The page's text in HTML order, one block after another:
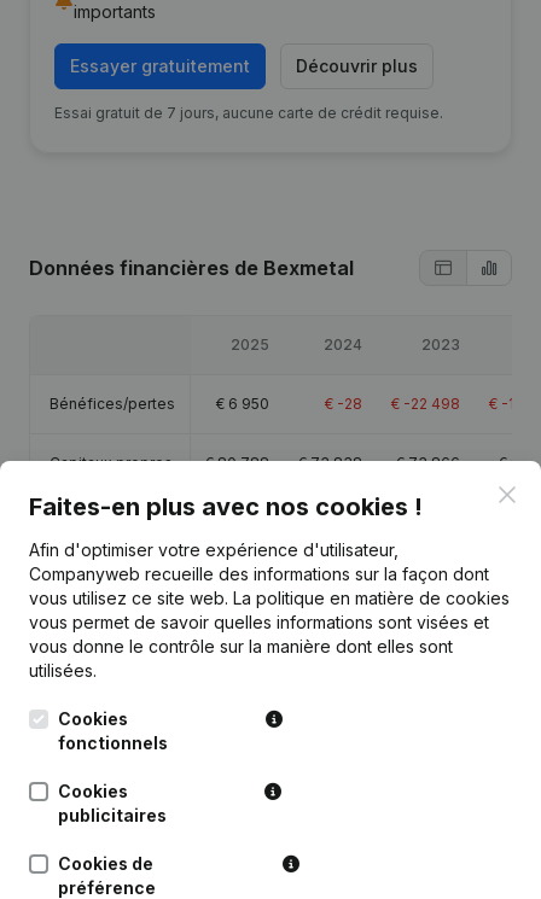
importants
Essayer gratuitement Découvrir plus
Essai gratuit de 7 jours, aucune carte de crédit requise.
Données financières de Bexmetal
2025 2024 2023
Bénéfices/pertes € 6 950 € -28 € -22 498 € -100
Capitaux propres €80 788 €73 838 €73 866 €96
Publications
Date
08-07-2024 Siège Social
23-01-2024
Statuts (Traduction, Coordination,
Autres Modifications,...)
Faites-en plus avec nos cookies !
Afin d'optimiser votre expérience d'utilisateur,
Companyweb recueille des informations sur la façon dont
vous utilisez ce site web. La politique en matière de cookies
vous permet de savoir quelles informations sont visées et
vous donne le contrôle sur la manière dont elles sont
utilisées.
Cookies
fonctionnels
Cookies
publicitaires
Cookies de
préférence